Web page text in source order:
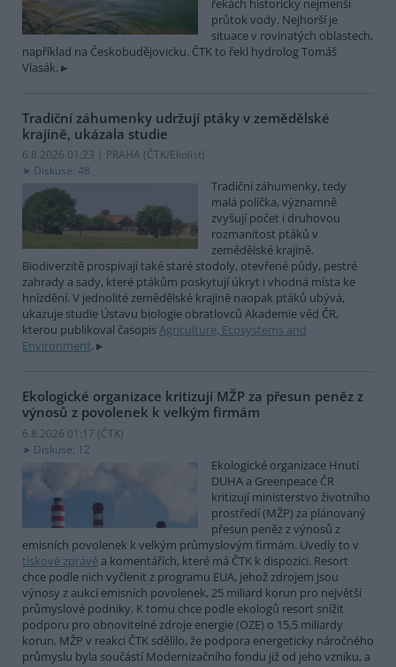
řekách historicky nejmenší
průtok vody. Nejhorší je
situace v rovinatých oblastech,
například na Českobudějovicku. ČTK to řekl hydrolog Tomáš
Vlasák.
Tradiční záhumenky udržují ptáky v zemědělské
krajině, ukázala studie
6.8.2026 01:23 | PRAHA (ČTK/Ekolist)
Diskuse: 48
Tradiční záhumenky, tedy
malá políčka, významně
zvyšují počet i druhovou
rozmanitost ptáků v
zemědělské krajině.
Biodiverzitě prospívají také staré stodoly, otevřené půdy, pestré
zahrady a sady, které ptákům poskytují úkryt i vhodná místa ke
hnízdění. V jednolité zemědělské krajině naopak ptáků ubývá,
ukazuje studie Ústavu biologie obratlovců Akademie věd ČR,
kterou publikoval časopisAgriculture, Ecosystems and
Environment.
Ekologické organizace kritizují MŽP za přesun peněz z
výnosů z povolenek k velkým firmám
6.8.2026 01:17 (ČTK)
Diskuse: 12
Ekologické organizace Hnutí
DUHA a Greenpeace ČR
kritizují ministerstvo životního
prostředí (MŽP) za plánovaný
přesun peněz z výnosů z
emisních povolenek k velkým průmyslovým firmám. Uvedly to v
tiskové zprávě a komentářích, které má ČTK k dispozici. Resort
chce podle nich vyčlenit z programu EUA, jehož zdrojem jsou
výnosy z aukcí emisních povolenek, 25 miliard korun pro největší
průmyslové podniky. K tomu chce podle ekologů resort snížit
podporu pro obnovitelné zdroje energie (OZE) o 15,5 miliardy
korun. MŽP v reakci ČTK sdělilo, že podpora energeticky náročného
průmyslu byla součástí Modernizačního fondu již od jeho vzniku, a